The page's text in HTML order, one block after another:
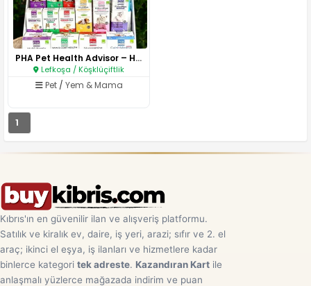
PHA Pet Health Advisor – Hayva..
Lefkoşa / Köşklüçiftlik
Pet/ Yem & Mama
1
Kıbrıs'ın en güvenilir ilan ve alışveriş platformu.
Satılık ve kiralık ev, daire, iş yeri, arazi; sıfır ve 2. el
araç; ikinci el eşya, iş ilanları ve hizmetlere kadar
binlerce kategori tek adreste. Kazandıran Kart ile
anlaşmalı yüzlerce mağazada indirim ve puan